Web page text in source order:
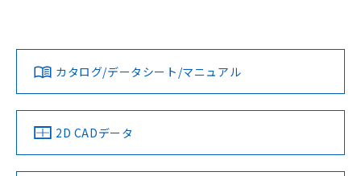
対応済み
中国 RoHS 注意事項・凡例
LR型式承認
（イギリス
船舶規格）
DNV型式承認
（ノルウェー
BV型式承認
（フランス
KR型式
（韓国
No No No No
カタログ/データシート/マニュアル
2D CADデータ